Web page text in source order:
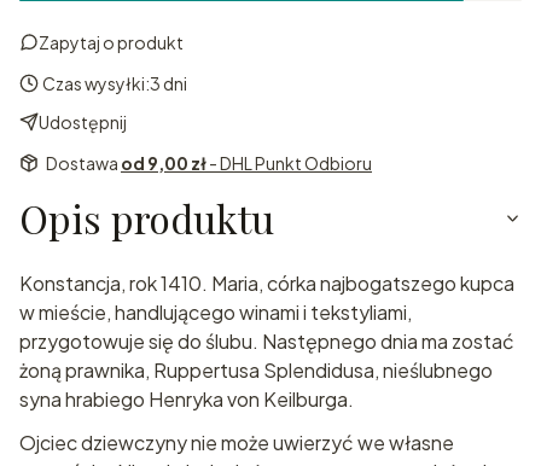
Zapytaj o produkt
Czas wysyłki:3 dni
Udostępnij
Dostawa od 9,00 zł- DHL Punkt Odbioru
Opis produktu
Konstancja, rok 1410. Maria, córka najbogatszego kupca
w mieście, handlującego winami i tekstyliami,
przygotowuje się do ślubu. Następnego dnia ma zostać
żoną prawnika, Ruppertusa Splendidusa, nieślubnego
syna hrabiego Henryka von Keilburga.
Ojciec dziewczyny nie może uwierzyć we własne